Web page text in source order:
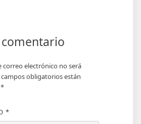
correo electrónico no será
campos obligatorios están
*
*